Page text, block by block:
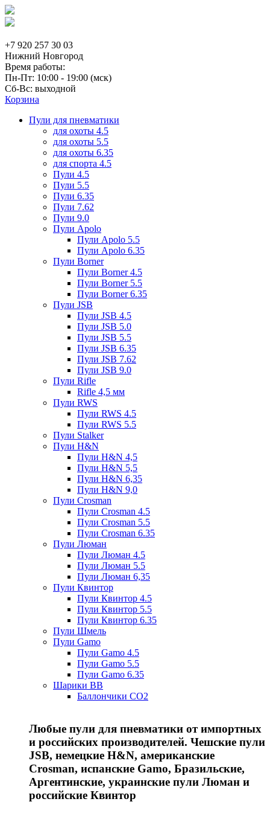
+7 920 257 30 03
Нижний Новгород
Время работы:
Пн-Пт: 10:00 - 19:00 (мск)
Сб-Вс: выходной
Корзина
Пули для пневматики
для охоты 4.5
для охоты 5.5
для охоты 6.35
для спорта 4.5
Пули 4.5
Пули 5.5
Пули 6.35
Пули 7.62
Пули 9.0
Пули Apolo
Пули Apolo 5.5
Пули Apolo 6.35
Пули Borner
Пули Borner 4.5
Пули Borner 5.5
Пули Borner 6.35
Пули JSB
Пули JSB 4.5
Пули JSB 5.0
Пули JSB 5.5
Пули JSB 6.35
Пули JSB 7.62
Пули JSB 9.0
Пули Rifle
Rifle 4,5 мм
Пули RWS
Пули RWS 4.5
Пули RWS 5.5
Пули Stalker
Пули H&N
Пули H&N 4,5
Пули H&N 5,5
Пули H&N 6,35
Пули H&N 9,0
Пули Crosman
Пули Crosman 4.5
Пули Crosman 5.5
Пули Crosman 6.35
Пули Люман
Пули Люман 4.5
Пули Люман 5.5
Пули Люман 6,35
Пули Квинтор
Пули Квинтор 4.5
Пули Квинтор 5.5
Пули Квинтор 6.35
Пули Шмель
Пули Gamo
Пули Gamo 4.5
Пули Gamo 5.5
Пули Gamo 6.35
Шарики BB
Баллончики CO2
Любые пули для пневматики от импортных
и российских производителей. Чешские пули
JSB, немецкие H&N, американские
Crosman, испанские Gamo, Бразильские,
Аргентинские, украинские пули Люман и
российские Квинтор